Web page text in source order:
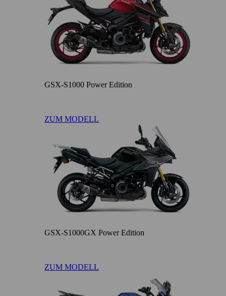
GSX-S1000 Power Edition
ZUM MODELL
GSX-S1000GX Power Edition
ZUM MODELL